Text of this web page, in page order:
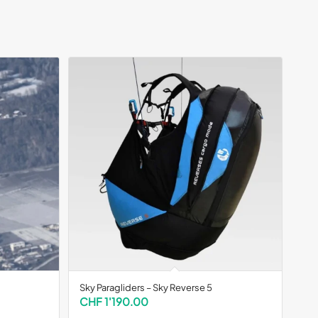
Sky Paragliders – Sky Reverse 5
CHF1'190.00